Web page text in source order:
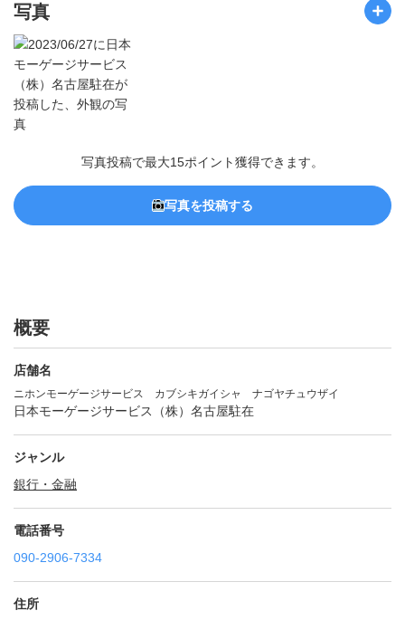
写真
写真投稿で最大15ポイント獲得できます。
写真を投稿する
概要
店舗名
ニホンモーゲージサービス カブシキガイシャ ナゴヤチュウザイ
日本モーゲージサービス（株）名古屋駐在
ジャンル
銀行・金融
電話番号
090-2906-7334
住所